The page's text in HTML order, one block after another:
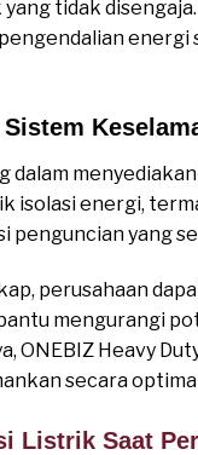
tidak
isolasi energi,
penguncian yang
perusahaan
mengurangi
ONEBIZ Heavy
secara
Listrik Saat